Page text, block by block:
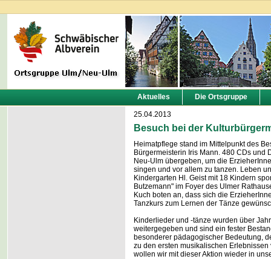
Aktuelles Die Ortsgruppe
25.04.2013
Besuch bei der
Heimatpflege stand im Mittelpunkt des
Bürgermeisterin Iris Mann. 480 CDs und
Neu-Ulm übergeben, um die
singen und vor allem zu tanzen. Leben
Kindergarten Hl. Geist mit 18 Kindern
Butzemann" im Foyer des Ulmer
Kuch boten an, dass sich die
Tanzkurs zum Lernen der Tänze
Kinderlieder und -tänze wurden über
weitergegeben und sind ein fester
besonderer pädagogischer Bedeutung,
zu den ersten musikalischen
wollen wir mit dieser Aktion wieder in